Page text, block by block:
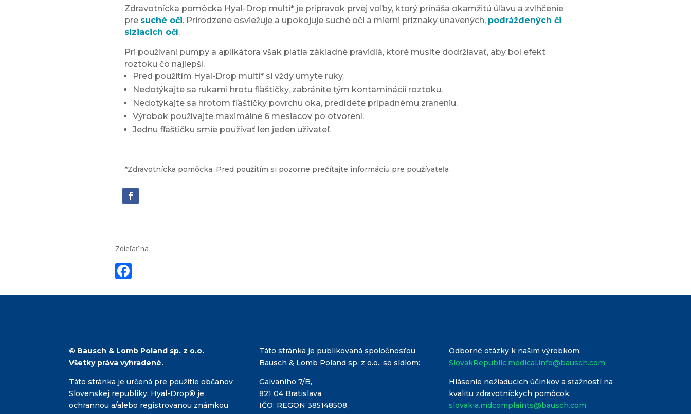
Zdravotnícka pomôcka Hyal-Drop multi* je prípravok prvej voľby, ktorý prináša okamžitú úľavu a zvlhčenie
pre suché oči. Prirodzene osviežuje a upokojuje suché oči a mierni príznaky unavených, podráždených či
slziacich očí.
Pri používaní pumpy a aplikátora však platia základné pravidlá, ktoré musíte dodržiavať, aby bol efekt
roztoku čo najlepší.
Pred použitím Hyal-Drop multi*si vždy umyte ruky.
Nedotýkajte sa rukami hrotu fľaštičky, zabránite tým kontaminácii roztoku.
Nedotýkajte sa hrotom fľaštičky povrchu oka, predídete prípadnému zraneniu.
Výrobok používajte maximálne 6 mesiacov po otvorení.
Jednu fľaštičku smie používať len jeden užívateľ.
*Zdravotnícka pomôcka. Pred použitím si pozorne prečítajte informáciu pre používateľa
Zdieľať na
o
k
© Bausch & Lomb Poland sp. z o.o.
Všetky práva vyhradené.
Táto stránka je určená pre použitie občanov
Slovenskej republiky. Hyal-Drop® je
ochrannou a/alebo registrovanou známkou
Táto stránka je publikovaná spoločnosťou
Bausch & Lomb Poland sp. z o.o., so sídlom:
Galvaniho 7/B,
821 04 Bratislava,
IČO: REGON 385148508,
Odborné otázky k našim výrobkom:
SlovakRepublic.medical.info@bausch.com
Hlásenie nežiaducich účinkov a sťažností na
kvalitu zdravotníckych pomôcok:
slovakia.mdcomplaints@bausch.com